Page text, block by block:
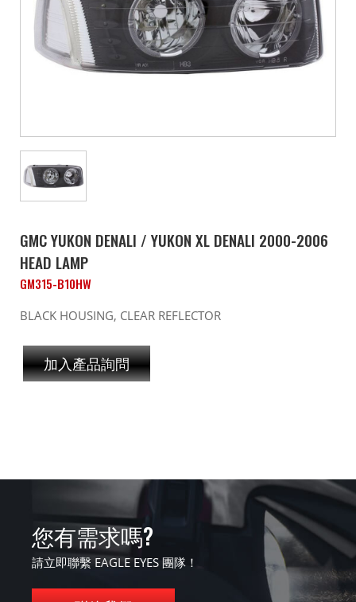
GMC YUKON DENALI / YUKON XL DENALI 2000-2006
HEAD LAMP
GM315-B10HW
BLACK HOUSING, CLEAR REFLECTOR
加入產品詢問
您有需求嗎?
請立即聯繫 EAGLE EYES 團隊！